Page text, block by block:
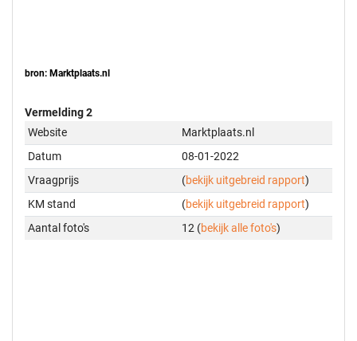
bron: Marktplaats.nl
Vermelding 2
Website
Marktplaats.nl
Datum
08-01-2022
Vraagprijs
(bekijk uitgebreid rapport)
KM stand
(bekijk uitgebreid rapport)
Aantal foto's
12 (bekijk alle foto's)